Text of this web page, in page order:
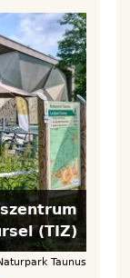
(TIZ)
Taunus